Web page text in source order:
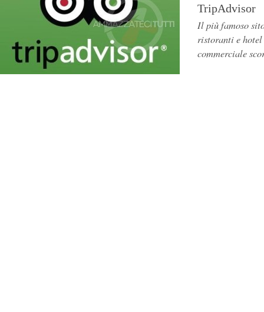
TripAdvisor
Il più famoso
ristoranti e
commerciale